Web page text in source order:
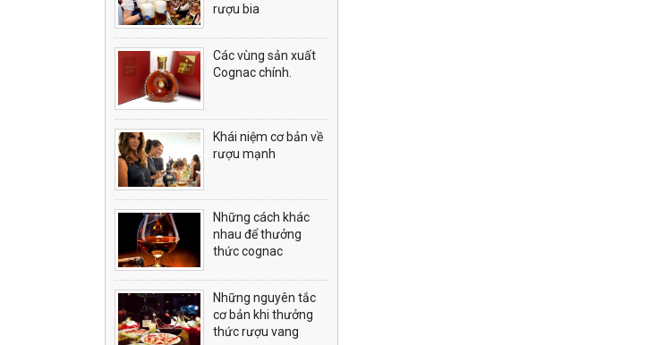
rượu bia
Các vùng sản xuất
Cognac chính.
Khái niệm cơ bản về
rượu mạnh
Những cách khác
nhau để thưởng
thức cognac
Những nguyên tắc
cơ bản khi thưởng
thức rượu vang